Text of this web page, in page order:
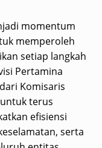
momentum
memperoleh
setiap langkah
Pertamina
Komisaris
terus
efisiensi
serta